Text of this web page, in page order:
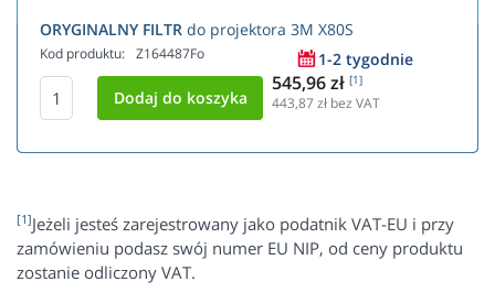
ORYGINALNY FILTR do projektora 3M X80S
Kod produktu: Z164487Fo 1-2 tygodnie
545,96 zł [1]
443,87 zł bez VAT
[1]Jeżeli jesteś zarejestrowany jako podatnik VAT-EU i przy
zamówieniu podasz swój numer EU NIP, od ceny produktu
zostanie odliczony VAT.